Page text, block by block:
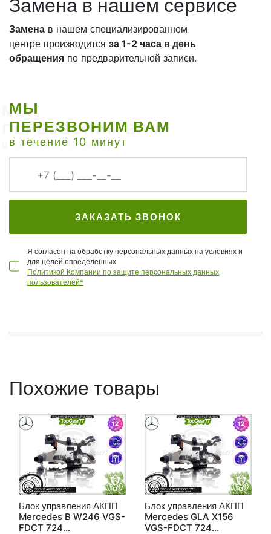
Замена в нашем сервисе
Замена в нашем специализированном
центре производится за 1-2 часа в день
обращения по предварительной записи.
МЫ
ПЕРЕЗВОНИМ ВАМ
в течение 10 минут
ЗАКАЗАТЬ ЗВОНОК
Я согласен на обработку персональных данных на условиях и
для целей определенных
Политикой Компании по защите персональных данных
пользователей*
Похожие товары
Блок управления АКПП
Mercedes B W246 VGS-
FDCT 724
Блок управления АКПП
Mercedes GLA X156
VGS-FDCT 724